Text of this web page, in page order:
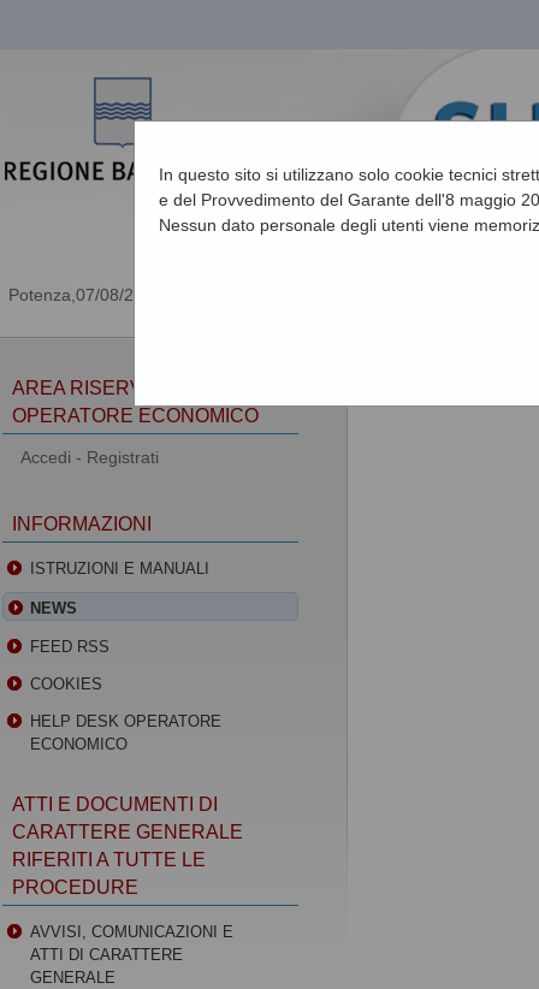
07/08/2026 08:51
In questo sito si utilizzano solo cookie tecnici
e del Provvedimento del Garante dell'8 maggio
Nessun dato personale degli utenti viene
AREA RISERVATA
OPERATORE ECONOMICO
Accedi - Registrati
INFORMAZIONI
ISTRUZIONI E MANUALI
NEWS
FEED RSS
COOKIES
HELP DESK OPERATORE
ECONOMICO
ATTI E DOCUMENTI DI
CARATTERE GENERALE
RIFERITI A TUTTE LE
PROCEDURE
AVVISI, COMUNICAZIONI E
ATTI DI CARATTERE
GENERALE